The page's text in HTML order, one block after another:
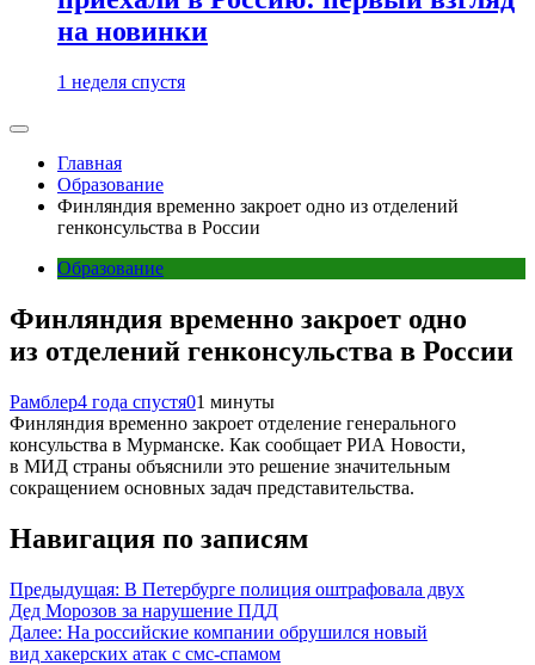
на новинки
1 неделя спустя
Главная
Образование
Финляндия временно закроет одно из отделений
генконсульства в России
Образование
Финляндия временно закроет одно
из отделений генконсульства в России
Рамблер4 года спустя01 минуты
Финляндия временно закроет отделение генерального
консульства в Мурманске. Как сообщает РИА Новости,
в МИД страны объяснили это решение значительным
сокращением основных задач представительства.
Навигация по записям
Предыдущая: В Петербурге полиция оштрафовала двух
Дед Морозов за нарушение ПДД
Далее: На российские компании обрушился новый
вид хакерских атак с смс-спамом